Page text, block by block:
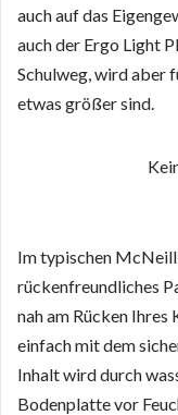
auch auf das
auch der Ergo Light
Schulweg, wird aber
etwas größer sind.
Im typischen
rückenfreundliches
nah am Rücken
einfach mit dem
Inhalt wird durch
Bodenplatte vor